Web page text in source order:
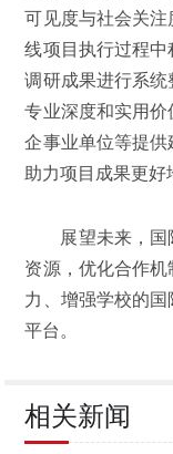
可见度与社会关
线项目执行过程
调研成果进行系
专业深度和实用价
企事业单位等提供
助力项目成果更好
展望未来，
资源，优化合作
力、增强学校的
平台。
相关新闻